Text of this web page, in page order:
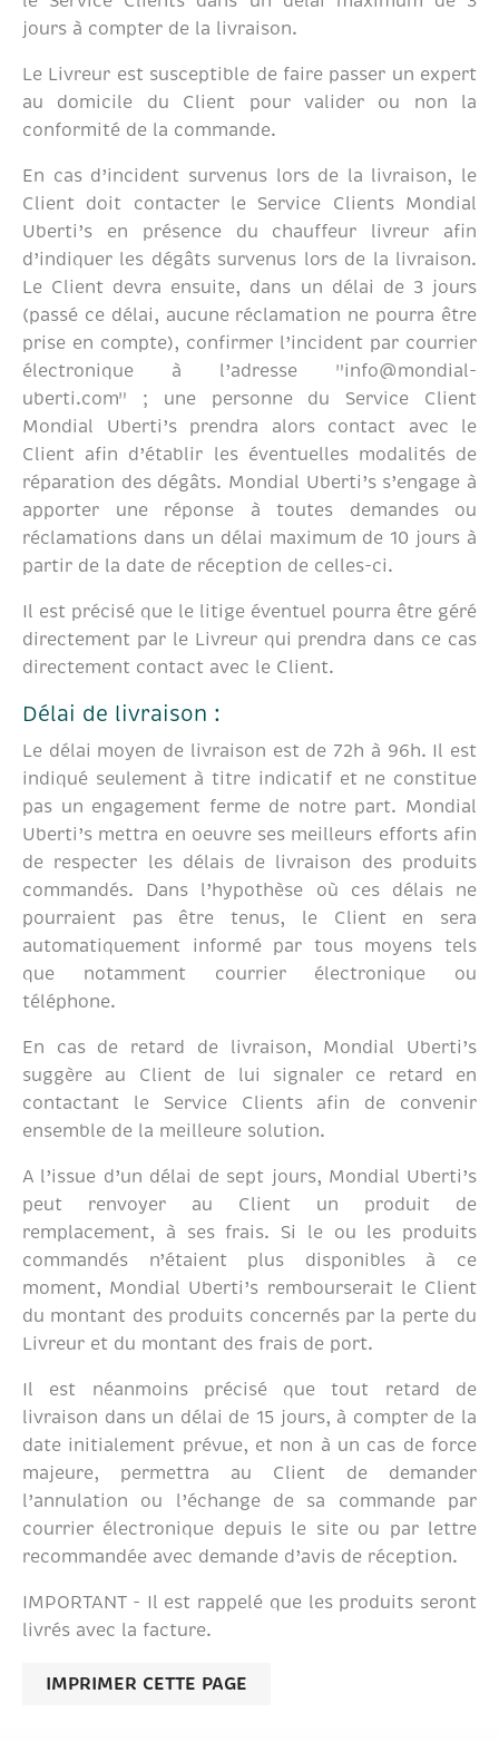
jours à compter de la livraison.
Le Livreur est susceptible de faire passer un expert
au domicile du Client pour valider ou non la
conformité de la commande.
En cas d’incident survenus lors de la livraison, le
Client doit contacter le Service Clients Mondial
Uberti’s en présence du chauffeur livreur afin
d’indiquer les dégâts survenus lors de la livraison.
Le Client devra ensuite, dans un délai de 3 jours
(passé ce délai, aucune réclamation ne pourra être
prise en compte), confirmer l’incident par courrier
électronique à l’adresse "info@mondial-
uberti.com" ; une personne du Service Client
Mondial Uberti’s prendra alors contact avec le
Client afin d’établir les éventuelles modalités de
réparation des dégâts. Mondial Uberti’s s’engage à
apporter une réponse à toutes demandes ou
réclamations dans un délai maximum de 10 jours à
partir de la date de réception de celles-ci.
Il est précisé que le litige éventuel pourra être géré
directement par le Livreur qui prendra dans ce cas
directement contact avec le Client.
Délai de livraison :
Le délai moyen de livraison est de 72h à 96h. Il est
indiqué seulement à titre indicatif et ne constitue
pas un engagement ferme de notre part. Mondial
Uberti’s mettra en oeuvre ses meilleurs efforts afin
de respecter les délais de livraison des produits
commandés. Dans l’hypothèse où ces délais ne
pourraient pas être tenus, le Client en sera
automatiquement informé par tous moyens tels
que notamment courrier électronique ou
téléphone.
En cas de retard de livraison, Mondial Uberti’s
suggère au Client de lui signaler ce retard en
contactant le Service Clients afin de convenir
ensemble de la meilleure solution.
A l’issue d’un délai de sept jours, Mondial Uberti’s
peut renvoyer au Client un produit de
remplacement, à ses frais. Si le ou les produits
commandés n’étaient plus disponibles à ce
moment, Mondial Uberti’s rembourserait le Client
du montant des produits concernés par la perte du
Livreur et du montant des frais de port.
Il est néanmoins précisé que tout retard de
livraison dans un délai de 15 jours, à compter de la
date initialement prévue, et non à un cas de force
majeure, permettra au Client de demander
l’annulation ou l’échange de sa commande par
courrier électronique depuis le site ou par lettre
recommandée avec demande d’avis de réception.
IMPORTANT - Il est rappelé que les produits seront
livrés avec la facture.